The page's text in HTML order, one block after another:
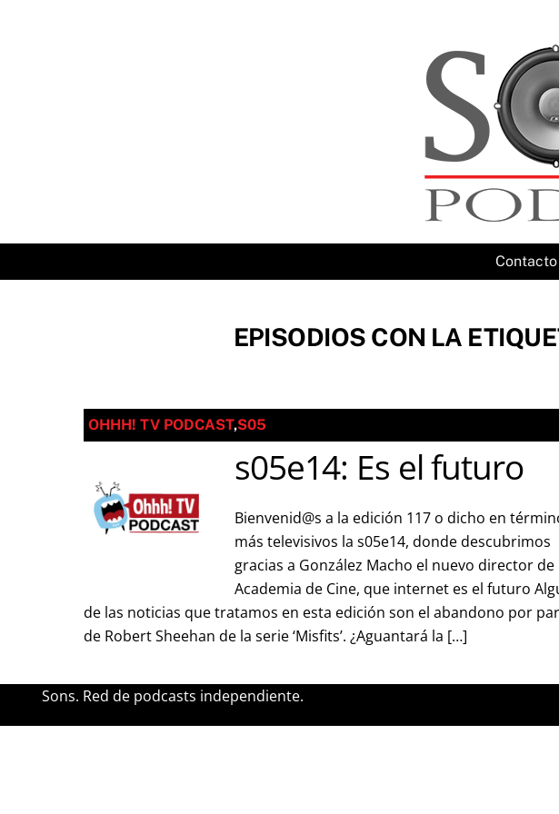
Contacto
EPISODIOS CON LA
OHHH! TV PODCAST,S05
s05e14: Es el futuro
Bienvenid@s a la edición 117 o dicho en
más televisivos la s05e14, donde descubrimos
gracias a González Macho el nuevo director de
Academia de Cine, que internet es el futuro
de las noticias que tratamos en esta edición son el abandono por
de Robert Sheehan de la serie ‘Misfits’. ¿Aguantará la […]
Sons. Red de podcasts independiente.